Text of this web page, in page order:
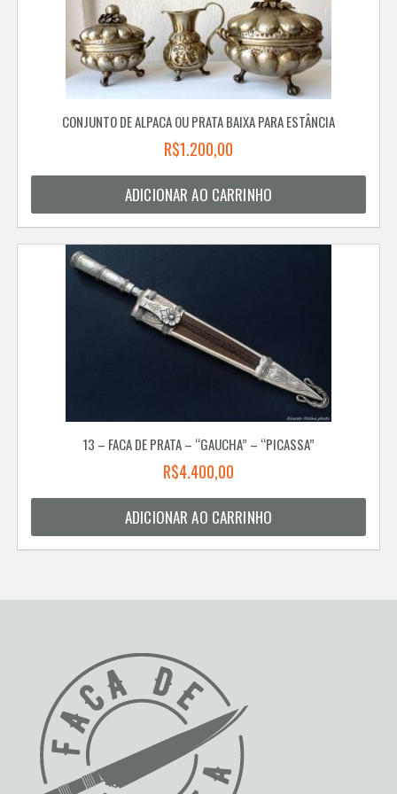
CONJUNTO DE ALPACA OU PRATA BAIXA PARA ESTÂNCIA
R$1.200,00
ADICIONAR AO CARRINHO
13 – FACA DE PRATA – “GAUCHA” – “PICASSA”
R$4.400,00
ADICIONAR AO CARRINHO